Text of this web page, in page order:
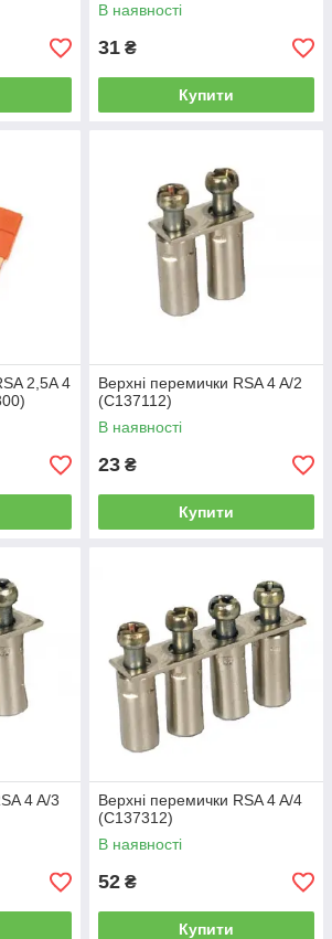
В наявності
31 ₴
Купити
2,5A 4
Верхні перемички RSA 4 A/2
(C137112)
В наявності
23 ₴
Купити
4 A/3
Верхні перемички RSA 4 A/4
(C137312)
В наявності
52 ₴
Купити